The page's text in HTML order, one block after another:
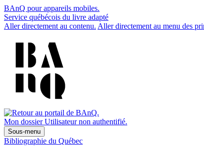
BAnQ pour appareils mobiles.
Service québécois du livre adapté
Aller directement au contenu. Aller directement au menu des
Mon dossier Utilisateur non authentifié.
Sous-menu
Bibliographie du Québec